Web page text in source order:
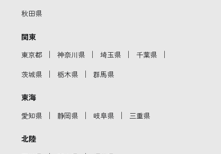
秋田県
関東
東京都 ｜ 神奈川県 ｜ 埼玉県 ｜ 千葉県 ｜
茨城県 ｜ 栃木県 ｜ 群馬県
東海
愛知県 ｜ 静岡県 ｜ 岐阜県 ｜ 三重県
北陸